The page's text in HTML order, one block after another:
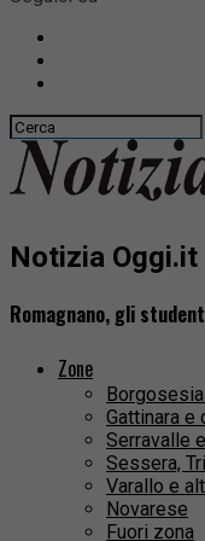
Notizia Oggi.it
Romagnano, gli
Zone
Gattinara e
Serravalle
Sessera,
Varallo e
Novarese
Fuori zona